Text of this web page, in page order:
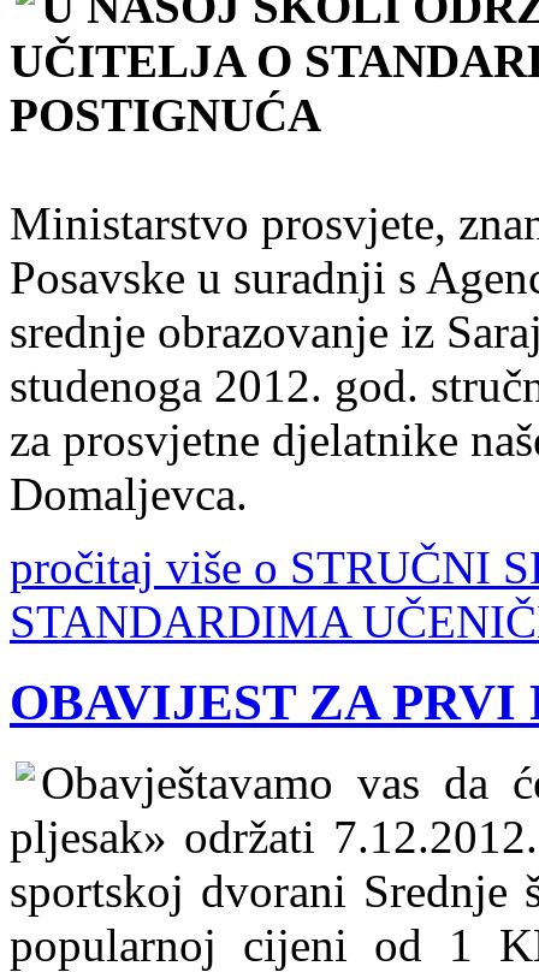
UČITELJA O
POSTIGNUĆA
Ministarstvo prosvjete,
Posavske u suradnji s
srednje obrazovanje iz
studenoga 2012. god.
za prosvjetne djelatnike
Domaljevca.
pročitaj više o STRUČNI
STANDARDIMA
OBAVIJEST ZA PRVI
Obavještavamo vas da
pljesak» održati
sportskoj dvorani Srednje
popularnoj cijeni od 1